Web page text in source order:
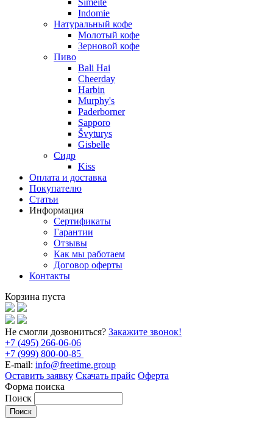
Simeite
Indomie
Натуральный кофе
Молотый кофе
Зерновой кофе
Пиво
Bali Hai
Cheerday
Harbin
Murphy's
Paderborner
Sapporo
Švyturys
Gisbelle
Сидр
Kiss
Оплата и доставка
Покупателю
Статьи
Информация
Сертификаты
Гарантии
Отзывы
Как мы работаем
Договор оферты
Контакты
Корзина пуста
Не смогли дозвониться? Закажите звонок!
+7 (495) 266-06-06
+7 (999) 800-00-85
E-mail: info@freetime.group
Оставить заявку Скачать прайс Оферта
Форма поиска
Поиск